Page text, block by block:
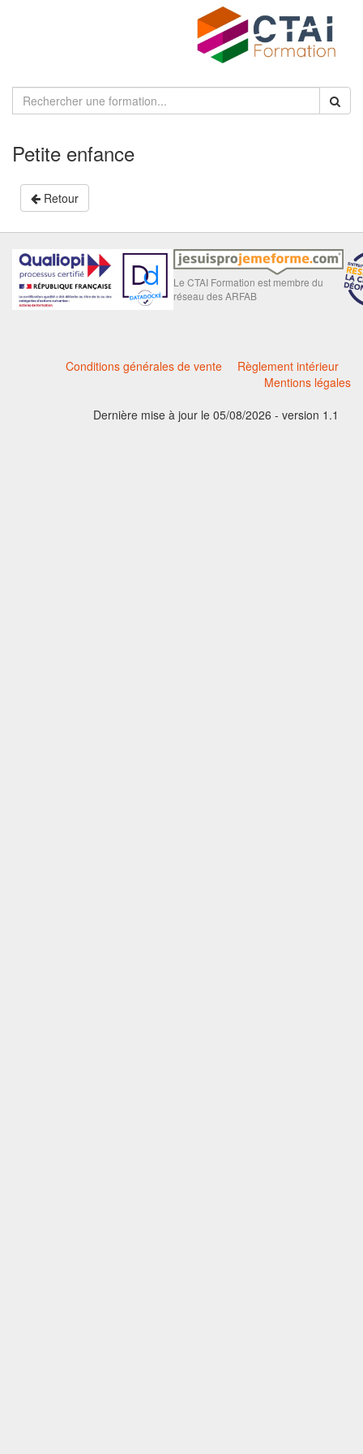
Petite enfance
Retour
Le CTAI Formation est membre du
réseau des ARFAB
Conditions générales de vente
Règlement intérieur
Mentions légales
Dernière mise à jour le 05/08/2026 - version 1.1